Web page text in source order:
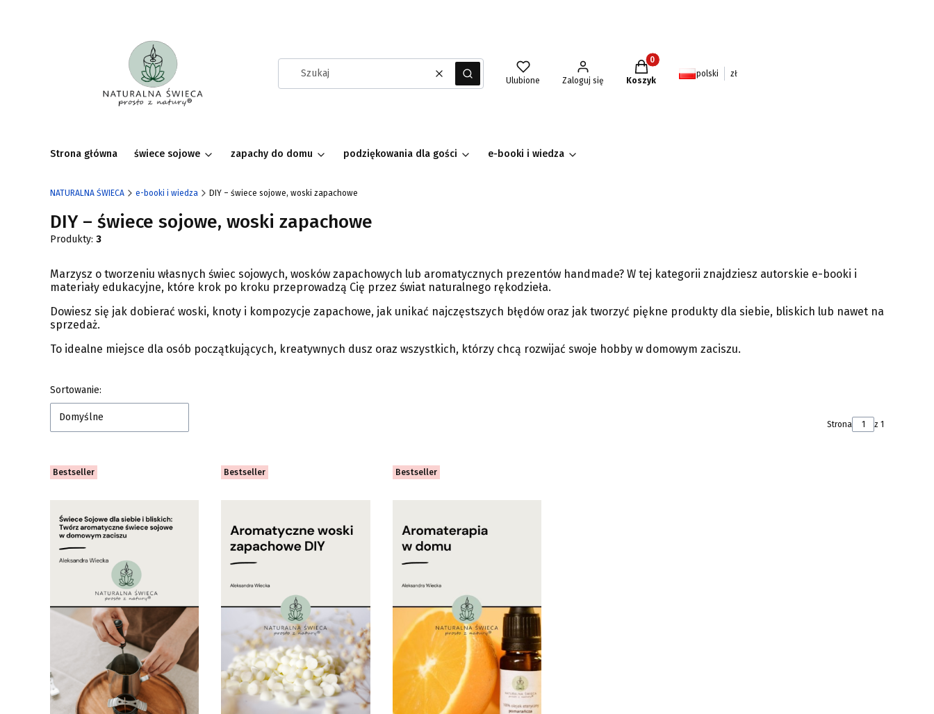
WyczyśćSzukaj Ulubione Zaloguj się
Produkty w koszyku: 0. Zobacz szczegóły
Koszyk
polski zł
Strona główna świece sojowe zapachy do domu podziękowania dla gości e-booki i wiedza
NATURALNA ŚWIECA e-booki i wiedza DIY – świece sojowe, woski zapachowe
DIY – świece sojowe, woski zapachowe
Produkty: 3
Marzysz o tworzeniu własnych świec sojowych, wosków zapachowych lub aromatycznych prezentów handmade? W tej kategorii znajdziesz autorskie e-booki i
materiały edukacyjne, które krok po kroku przeprowadzą Cię przez świat naturalnego rękodzieła.
Dowiesz się jak dobierać woski, knoty i kompozycje zapachowe, jak unikać najczęstszych błędów oraz jak tworzyć piękne produkty dla siebie, bliskich lub nawet na
sprzedaż.
To idealne miejsce dla osób początkujących, kreatywnych dusz oraz wszystkich, którzy chcą rozwijać swoje hobby w domowym zaciszu.
Lista produktów
Sortowanie:
Domyślne
Strona z 1
Bestseller Bestseller Bestseller